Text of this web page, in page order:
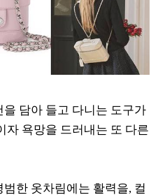
담아 들고 다니는 도구가
자 욕망을 드러내는 또 다른
한 옷차림에는 활력을, 컬